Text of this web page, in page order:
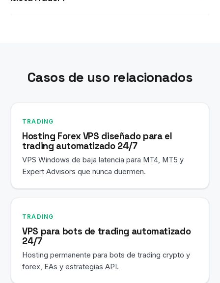
personalizado o script que funcione en una
bróker y te asesoraremos.
Casos de uso relacionados
TRADING
Hosting Forex VPS diseñado para el
trading automatizado 24/7
VPS Windows de baja latencia para MT4, MT5 y
Expert Advisors que nunca duermen.
TRADING
VPS para bots de trading automatizado
24/7
Hosting permanente para bots de trading crypto y
forex, EAs y estrategias API.